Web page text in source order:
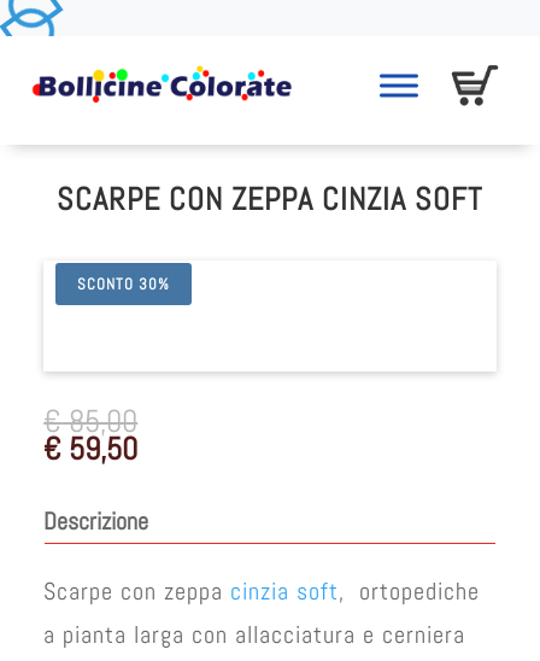
SCARPE CON ZEPPA CINZIA SOFT
SCONTO 30%
€85,00
€ 59,50
Descrizione
Scarpe con zeppa cinzia soft, ortopediche
a pianta larga con allacciatura e cerniera